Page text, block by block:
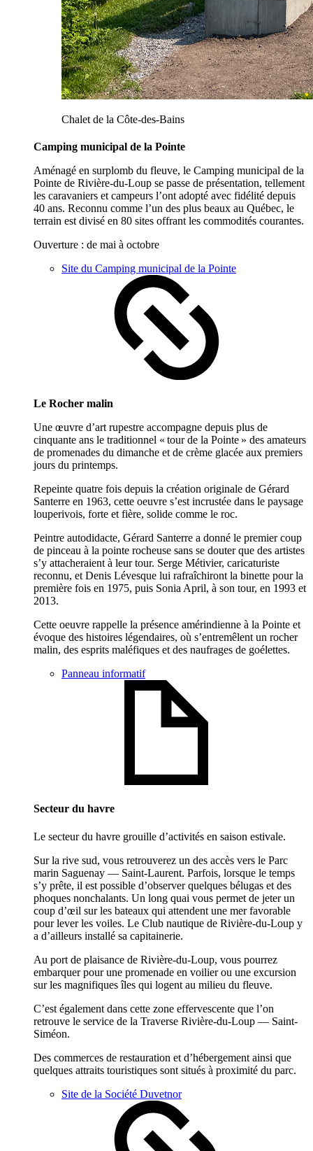
Chalet de la Côte-des-Bains
Camping municipal de la Pointe
Aménagé en surplomb du fleuve, le Camping municipal de la
Pointe de Rivière-du-Loup se passe de présentation, tellement
les caravaniers et campeurs l’ont adopté avec fidélité depuis
40 ans. Reconnu comme l’un des plus beaux au Québec, le
terrain est divisé en 80 sites offrant les commodités courantes.
Ouverture : de mai à octobre
Site du Camping municipal de la Pointe
Le Rocher malin
Une œuvre d’art rupestre accompagne depuis plus de
cinquante ans le traditionnel « tour de la Pointe » des amateurs
de promenades du dimanche et de crème glacée aux premiers
jours du printemps.
Repeinte quatre fois depuis la création originale de Gérard
Santerre en 1963, cette oeuvre s’est incrustée dans le paysage
louperivois, forte et fière, solide comme le roc.
Peintre autodidacte, Gérard Santerre a donné le premier coup
de pinceau à la pointe rocheuse sans se douter que des artistes
s’y attacheraient à leur tour. Serge Métivier, caricaturiste
reconnu, et Denis Lévesque lui rafraîchiront la binette pour la
première fois en 1975, puis Sonia April, à son tour, en 1993 et
2013.
Cette oeuvre rappelle la présence amérindienne à la Pointe et
évoque des histoires légendaires, où s’entremêlent un rocher
malin, des esprits maléfiques et des naufrages de goélettes.
Panneau informatif
Secteur du havre
Le secteur du havre grouille d’activités en saison estivale.
Sur la rive sud, vous retrouverez un des accès vers le Parc
marin Saguenay — Saint-Laurent. Parfois, lorsque le temps
s’y prête, il est possible d’observer quelques bélugas et des
phoques nonchalants. Un long quai vous permet de jeter un
coup d’œil sur les bateaux qui attendent une mer favorable
pour lever les voiles. Le Club nautique de Rivière-du-Loup y
a d’ailleurs installé sa capitainerie.
Au port de plaisance de Rivière-du-Loup, vous pourrez
embarquer pour une promenade en voilier ou une excursion
sur les magnifiques îles qui logent au milieu du fleuve.
C’est également dans cette zone effervescente que l’on
retrouve le service de la Traverse Rivière-du-Loup — Saint-
Siméon.
Des commerces de restauration et d’hébergement ainsi que
quelques attraits touristiques sont situés à proximité du parc.
Site de la Société Duvetnor